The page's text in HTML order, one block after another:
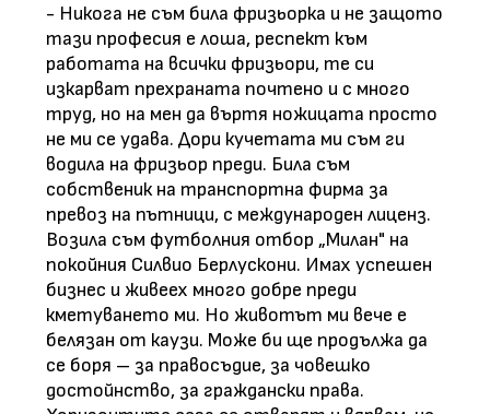
- Никога не съм била фризьорка и не защото
тази професия е лоша, респект към
работата на всички фризьори, те си
изкарват прехраната почтено и с много
труд, но на мен да въртя ножицата просто
не ми се удава. Дори кучетата ми съм ги
водила на фризьор преди. Била съм
собственик на транспортна фирма за
превоз на пътници, с международен лиценз.
Возила съм футболния отбор „Милан" на
покойния Силвио Берлускони. Имах успешен
бизнес и живеех много добре преди
кметуването ми. Но животът ми вече е
белязан от каузи. Може би ще продължа да
се боря – за правосъдие, за човешко
достойнство, за граждански права.